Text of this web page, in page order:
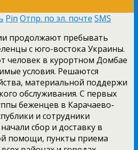
Pin Отпр. по эл. почте SMS
продолжают пребывать
с юго-востока Украины.
человек в курортном Домбае
условия. Решаются
материальной поддержи
обслуживания. С первых
беженцев в Карачаево-
и сотрудники
сбор и доставку в
помощи, пункты приема